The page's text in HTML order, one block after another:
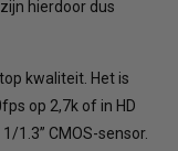
hierdoor dus
kwaliteit. Het is
op 2,7k of in HD
1.3” CMOS-sensor.